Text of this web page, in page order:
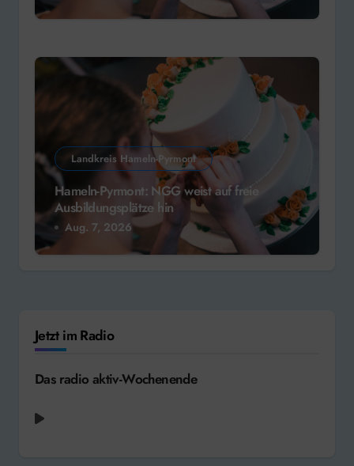
Landkreis Hameln-Pyrmont
Hameln-Pyrmont: NGG weist auf freie
Ausbildungsplätze hin
Aug. 7, 2026
Jetzt im Radio
Das radio aktiv-Wochenende